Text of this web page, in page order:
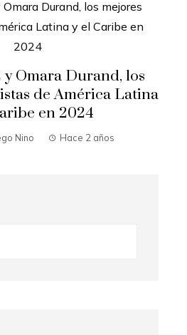
Omara Durand, los
de América Latina
en 2024
Nino Hace 2 años